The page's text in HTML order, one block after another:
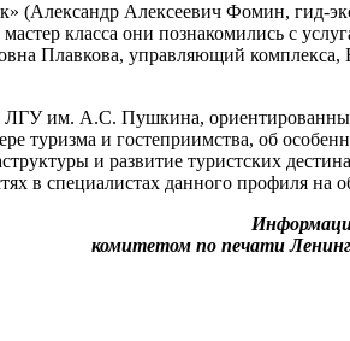
(Александр Алексеевич Фомин, гид-
класса они познакомились с
Плавкова, управляющий комплекса,
ЛГУ им. А.С. Пушкина,
туризма и гостеприимства, об
и развитие туристских
в специалистах данного профиля на
комитетом по печати